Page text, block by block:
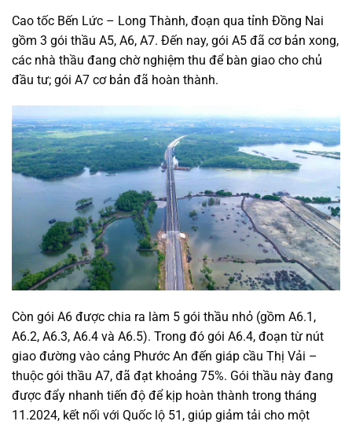
Cao tốc Bến Lức – Long Thành, đoạn qua tỉnh Đồng Nai
gồm 3 gói thầu A5, A6, A7. Đến nay, gói A5 đã cơ bản xong,
các nhà thầu đang chờ nghiệm thu để bàn giao cho chủ
đầu tư; gói A7 cơ bản đã hoàn thành.
Còn gói A6 được chia ra làm 5 gói thầu nhỏ (gồm A6.1,
A6.2, A6.3, A6.4 và A6.5). Trong đó gói A6.4, đoạn từ nút
giao đường vào cảng Phước An đến giáp cầu Thị Vải –
thuộc gói thầu A7, đã đạt khoảng 75%. Gói thầu này đang
được đẩy nhanh tiến độ để kịp hoàn thành trong tháng
11.2024, kết nối với Quốc lộ 51, giúp giảm tải cho một